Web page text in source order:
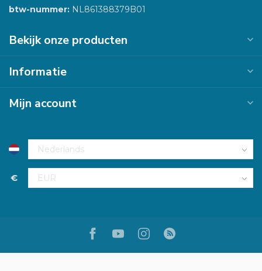
btw-nummer: NL861388379B01
Bekijk onze producten
Informatie
Mijn account
€